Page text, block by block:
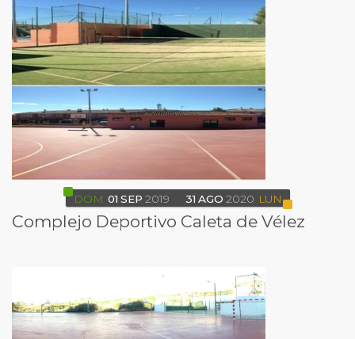
DOM 01 SEP 2019 31 AGO 2020 LUN
Complejo Deportivo Caleta de Vélez